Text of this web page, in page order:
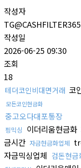
작성자
TG@CASHFILTER365
작성일
2026-06-25 09:30
조회
18
테더코인비대면거래 코
모든코인현금화
중고오다대포통장
핑믹싱 이더리움현금화
금시간 자금현금화업체
자금믹싱업체 검돈현금